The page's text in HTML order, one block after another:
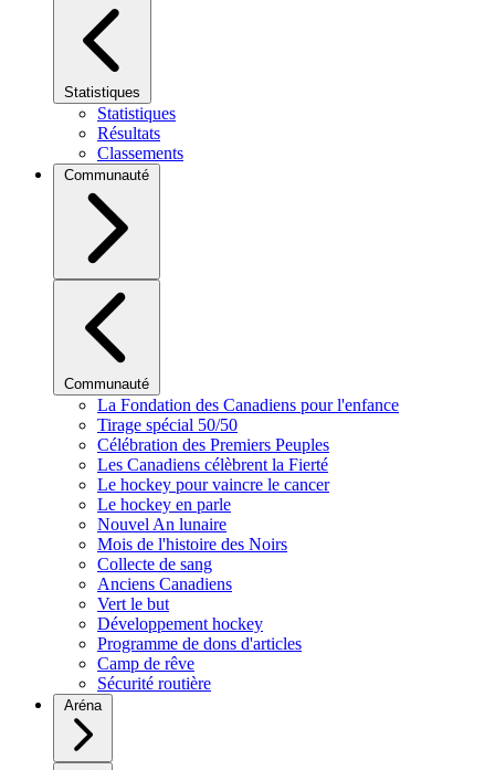
Statistiques
Statistiques
Résultats
Classements
Communauté
Communauté
La Fondation des Canadiens pour l'enfance
Tirage spécial 50/50
Célébration des Premiers Peuples
Les Canadiens célèbrent la Fierté
Le hockey pour vaincre le cancer
Le hockey en parle
Nouvel An lunaire
Mois de l'histoire des Noirs
Collecte de sang
Anciens Canadiens
Vert le but
Développement hockey
Programme de dons d'articles
Camp de rêve
Sécurité routière
Aréna